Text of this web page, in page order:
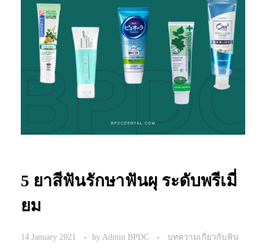
5 ยาสีฟันรักษาฟันผุ ระดับพรีเมี่
ยม
14 January 2021 by Admin BPDC บทความเกี่ยวกับฟัน